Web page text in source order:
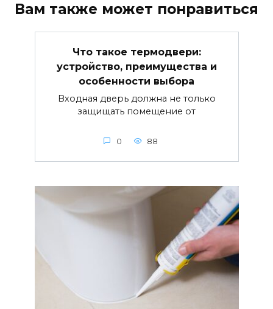
Вам также может понравиться
Что такое термодвери:
устройство, преимущества и
особенности выбора
Входная дверь должна не только
защищать помещение от
0 88